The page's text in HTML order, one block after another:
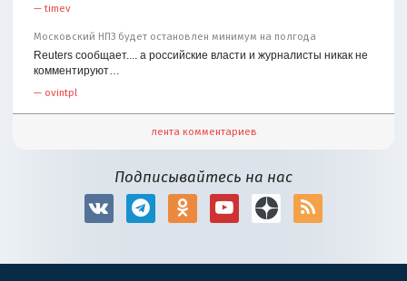
—timev
Московский НПЗ будет остановлен минимум на полгода
Reuters сообщает.... а российские власти и журналисты никак не
комментируют…
— ovintpl
лента комментариев
Подписывайтесь на нас